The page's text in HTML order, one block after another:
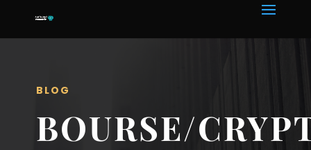
BLOG
BOURSE/